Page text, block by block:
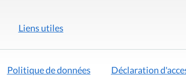
Liens utiles
Politique de données Déclaration